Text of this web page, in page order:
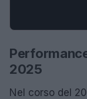
2025
Nel corso del